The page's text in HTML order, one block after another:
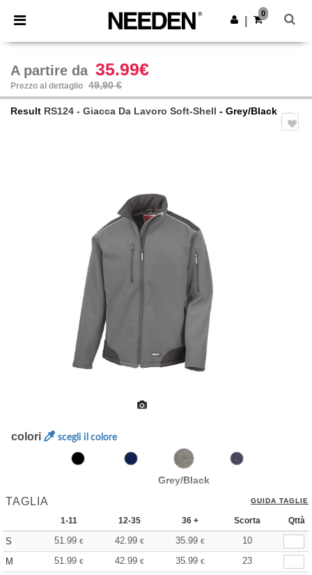
× App Needen
Prezzi migliori sull'app!
Scarica app
0
A partire da 35.99€
Prezzo al dettaglio 49,90 €
Result RS124 - Giacca Da Lavoro Soft-Shell - Grey/Black
colori scegli il colore
Grey/Black
TAGLIA GUIDA TAGLIE
1-11 12-35 36 + Scorta Qttà
S 51.99 € 42.99 € 35.99 €
10
M
51.99 € 42.99 € 35.99 €
23